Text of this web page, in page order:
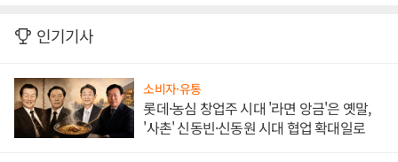
인기기사
소비자·유통
롯데·농심 창업주 시대 '라면 앙금'은 옛말,
'사촌' 신동빈·신동원 시대 협업 확대일로